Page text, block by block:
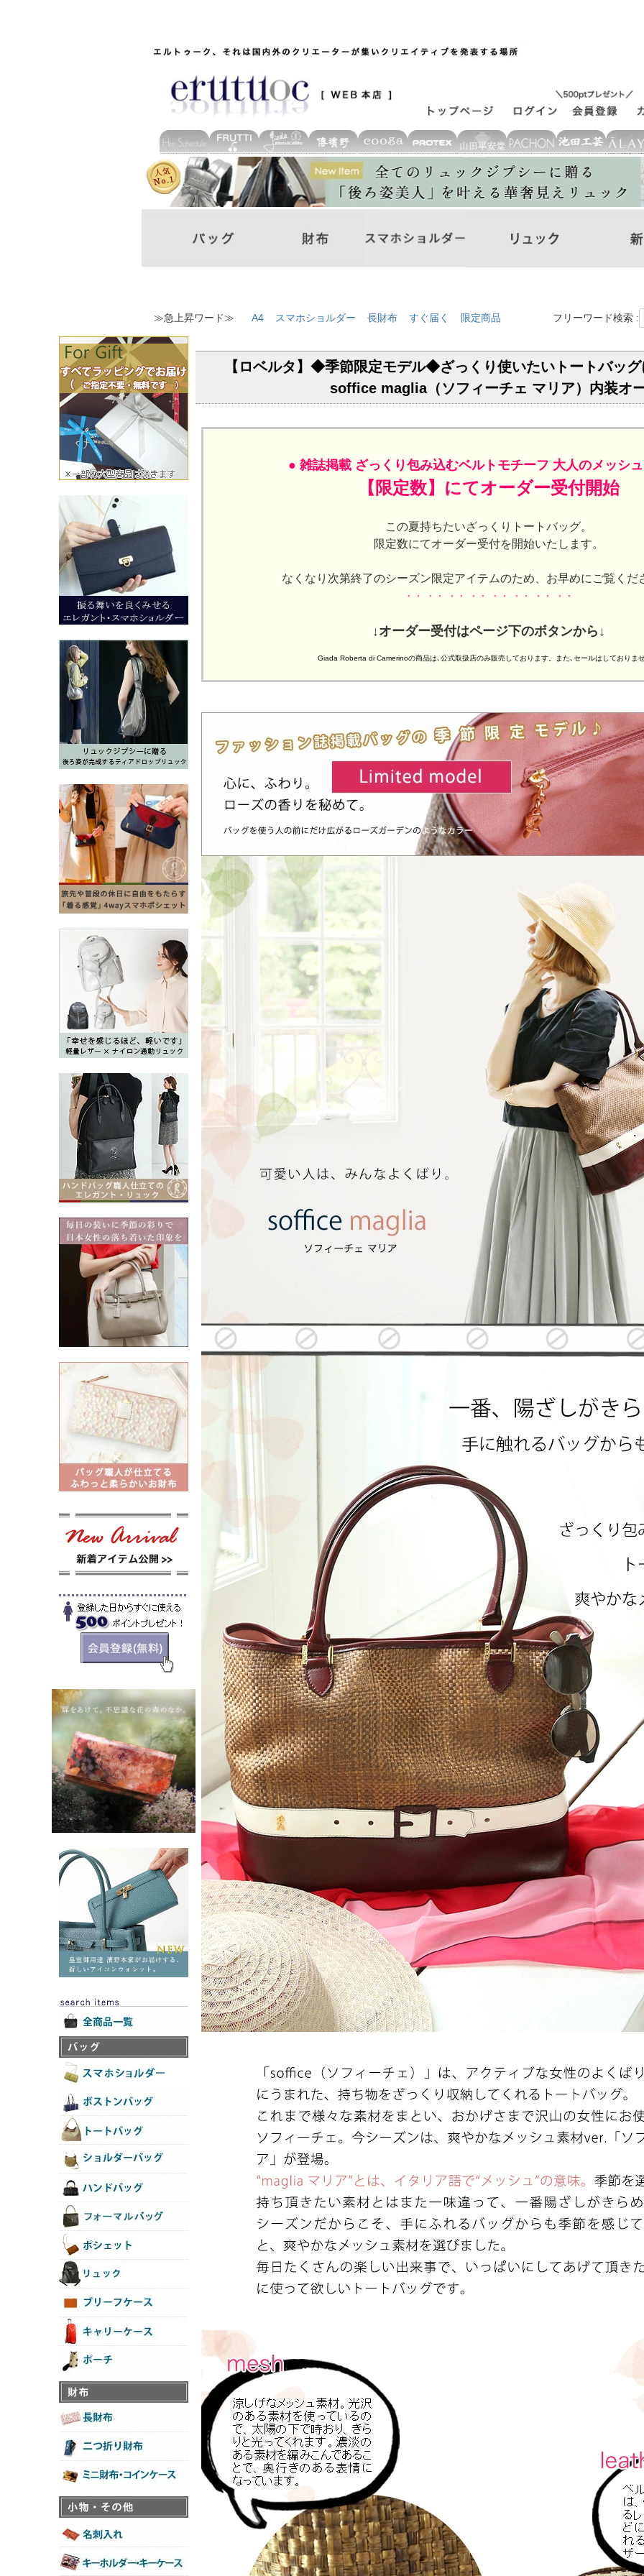
≫急上昇ワード≫ A4 スマホショルダー 長財布 すぐ届く 限定商品 フリーワード検索 :
【ロベルタ】◆季節限定モデル◆ざっくり使いたいトートバッ
soffice maglia（ソフィーチェ マリア）内装オ
● 雑誌掲載 ざっくり包み込むベルトモチーフ 大人のメッシ
【限定数】にてオーダー受付開始
この夏持ちたいざっくりトートバッグ。
限定数にてオーダー受付を開始いたします。
なくなり次第終了のシーズン限定アイテムのため、お早めにご覧くだ
・・ ・・ ・・ ・・ ・・ ・・ ・・ ・・
↓オーダー受付はページ下のボタンから↓
Giada Roberta di Camerinoの商品は､公式取扱店のみ販売しております。また､セールはしておりま